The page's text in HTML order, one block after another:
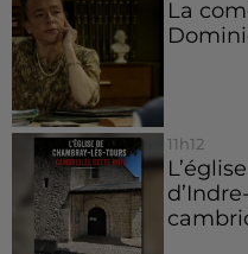
La
11h12